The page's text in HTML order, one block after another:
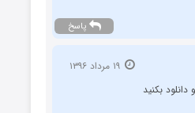
پاسخ